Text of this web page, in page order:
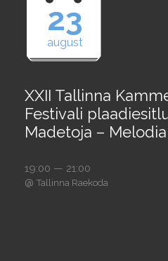
23
august
XXII Tallinna
Festivali
Madetoja –
19:00 — 21:00
@ Tallinna Raekoda